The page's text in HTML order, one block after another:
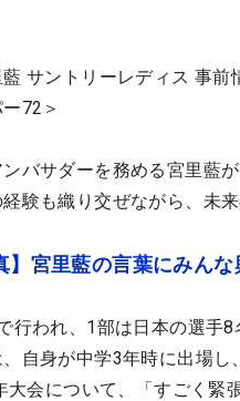
藍 サントリーレディス 事
72＞
バサダーを務める宮里藍
経験も織り交ぜながら、未
】宮里藍の言葉にみんな
行われ、1部は日本の選手
自身が中学3年時に出場
大会について、「すごく緊